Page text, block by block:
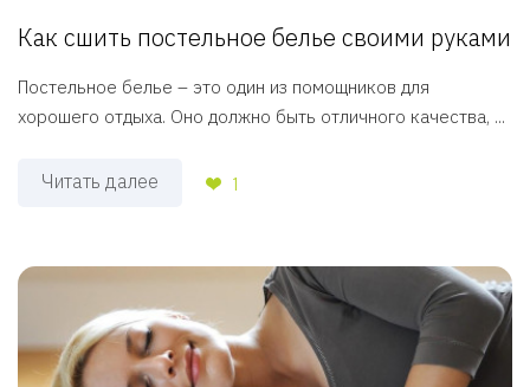
Как сшить постельное белье своими руками
Постельное белье – это один из помощников для
хорошего отдыха. Оно должно быть отличного качества, ...
Читать далее 1